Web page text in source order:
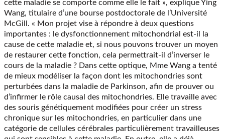
cette maladie se comporte comme elle le fait », explique Ying
Wang, titulaire d’une bourse postdoctorale de l’Université
McGill. « Mon projet vise à répondre à deux questions
importantes : le dysfonctionnement mitochondrial est-il la
cause de cette maladie et, si nous pouvons trouver un moyen
de restaurer cette fonction, cela permettrait-il d’inverser le
cours de la maladie ? Dans cette optique, Mme Wang a tenté
de mieux modéliser la façon dont les mitochondries sont
perturbées dans la maladie de Parkinson, afin de prouver ou
d’infirmer le rôle causal des mitochondries. Elle travaille avec
des souris génétiquement modifiées pour créer un stress
chronique sur les mitochondries, en particulier dans une
catégorie de cellules cérébrales particulièrement travailleuses